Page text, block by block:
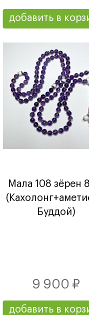
добавить в
Мала 108 зёрен
Буддой)
9 900 ₽
добавить в